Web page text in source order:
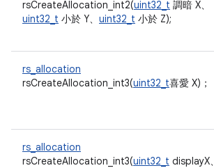
rsCreateAllocation_int2(uint32_t 調暗 X、
uint32_t 小於 Y、 uint32_t 小於 Z);
rs_allocation
rsCreateAllocation_int3(uint32_t喜愛 X)；
rs_allocation
rsCreateAllocation_int3(uint32_t displayX、